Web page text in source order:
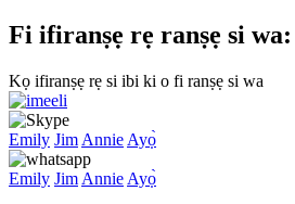
Fi ifiranṣẹ rẹ ranṣẹ si wa:
Kọ ifiranṣẹ rẹ si ibi ki o fi ranṣẹ si wa
Emily Jim Annie Ayọ̀
Emily Jim Annie Ayọ̀